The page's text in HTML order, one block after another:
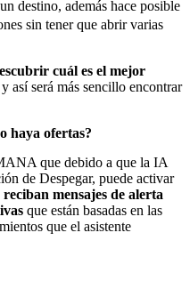
destino, además hace posible
sin tener que abrir varias
cuál es el mejor
y así será más sencillo encontrar
haya ofertas?
que debido a que la IA
de Despegar, puede activar
reciban mensajes de alerta
que están basadas en las
que el asistente